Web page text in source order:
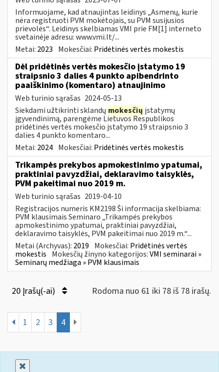
Informuojame, kad atnaujintas leidinys „Asmenų, kurie
nėra registruoti PVM mokėtojais, su PVM susijusios
prievolės“. Leidinys skelbiamas VMI prie FM[1] interneto
svetainėje adresu: www.vmi.lt/...
Metai: 2023 Mokesčiai: Pridėtinės vertės mokestis
Dėl pridėtinės vertės mokesčio įstatymo 19
straipsnio 3 dalies 4 punkto apibendrinto
paaiškinimo (komentaro) atnaujinimo
Web turinio sąrašas 2024-05-13
Siekdami užtikrinti sklandų mokesčių įstatymų
įgyvendinimą, parengėme Lietuvos Respublikos
pridėtinės vertės mokesčio įstatymo 19 straipsnio 3
dalies 4 punkto komentaro...
Metai: 2024 Mokesčiai: Pridėtinės vertės mokestis
Trikampės prekybos apmokestinimo ypatumai,
praktiniai pavyzdžiai, deklaravimo taisyklės,
PVM pakeitimai nuo 2019 m.
Web turinio sąrašas 2019-04-10
Registracijos numeris KM2198 Ši informacija skelbiama:
PVM klausimais Seminaro „Trikampės prekybos
apmokestinimo ypatumai, praktiniai pavyzdžiai,
deklaravimo taisyklės, PVM pakeitimai nuo 2019 m.“...
Metai (Archyvas): 2019 Mokesčiai: Pridėtinės vertės
mokestis Mokesčių žinyno kategorijos:VMI seminarai »
Seminarų medžiaga » PVM klausimais
20 Įrašų(-ai) Rodoma nuo 61 iki 78 iš 78 irašų.
1 2 3 4